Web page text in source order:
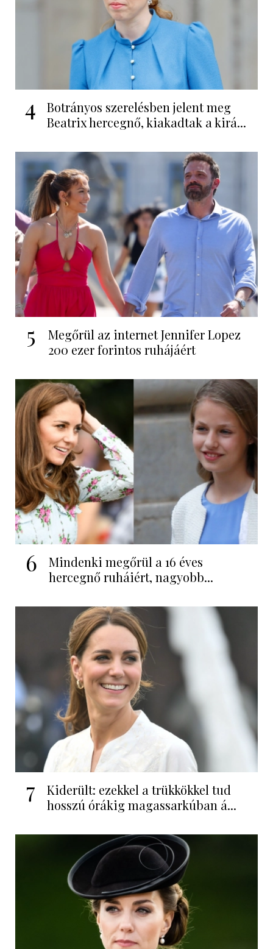
4
Botrányos szerelésben jelent meg
Beatrix hercegnő, kiakadtak a kirá...
5
Megőrül az internet Jennifer Lopez
200 ezer forintos ruhájáért
6
Mindenki megőrül a 16 éves
hercegnő ruháiért, nagyobb...
7
Kiderült: ezekkel a trükkökkel tud
hosszú órákig magassarkúban á...